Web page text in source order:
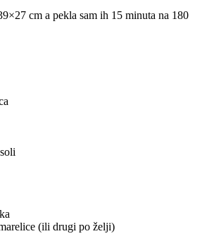
cm a pekla sam ih 15 minuta na 180
(ili drugi po želji)